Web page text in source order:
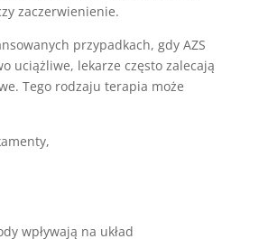
zaczerwienienie.
przypadkach, gdy AZS
uciążliwe, lekarze często zalecają
Tego rodzaju terapia może
wpływają na układ